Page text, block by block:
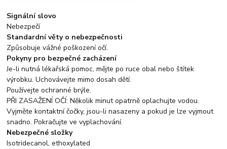
Signální slovo
Nebezpečí
Standardní věty o nebezpečnosti
Způsobuje vážné poškození očí.
Pokyny pro bezpečné zacházení
Je-li nutná lékařská pomoc, mějte po ruce obal nebo štítek
výrobku. Uchovávejte mimo dosah dětí.
Používejte ochranné brýle.
PŘI ZASAŽENÍ OČÍ: Několik minut opatrně oplachujte vodou.
Vyjměte kontaktní čočky, jsou-li nasazeny a pokud je lze vyjmout
snadno. Pokračujte ve vyplachování.
Nebezpečné složky
Isotridecanol, ethoxylated